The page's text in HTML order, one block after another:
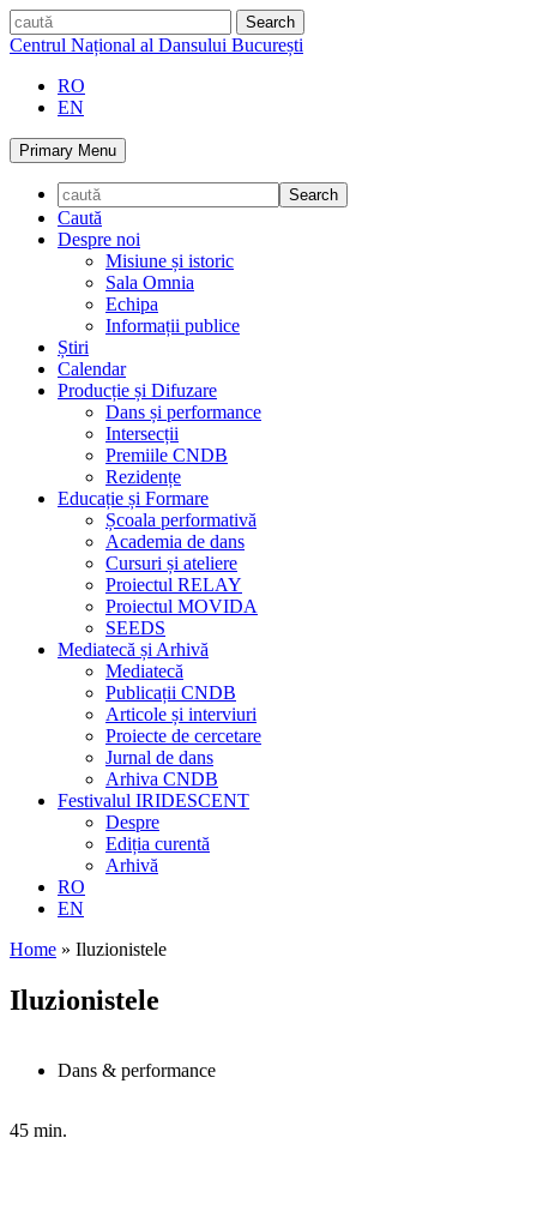
Skip
to
caută
Centrul Național al Dansului București
RO
EN
Primary Menu
Caută
Despre noi
Misiune și istoric
Sala Omnia
Echipa
Informații publice
Știri
Calendar
Producție și Difuzare
Dans și performance
Intersecții
Premiile CNDB
Rezidențe
Educație și Formare
Școala performativă
Academia de dans
Cursuri și ateliere
Proiectul RELAY
Proiectul MOVIDA
SEEDS
Mediatecă și Arhivă
Mediatecă
Publicații CNDB
Articole și interviuri
Proiecte de cercetare
Jurnal de dans
Arhiva CNDB
Festivalul IRIDESCENT
Despre
Ediția curentă
Arhivă
RO
EN
Home » Iluzionistele
Iluzionistele
Dans & performance
45 min.